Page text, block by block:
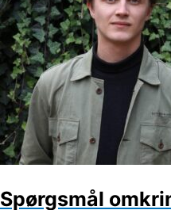
Spørgsmål